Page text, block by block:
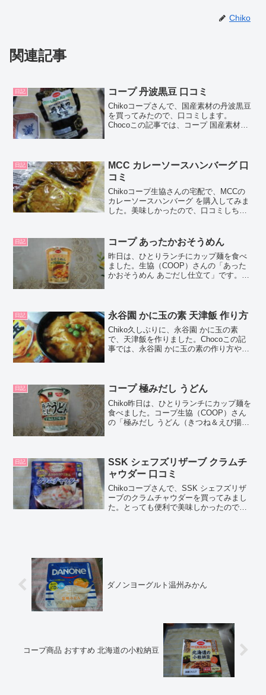
Chiko
関連記事
日記 コープ 丹波黒豆 口コミ
Chikoコープさんで、国産素材の丹波黒豆
を買ってみたので、口コミします。
Chocoこの記事では、コープ 国産素材の
楽天市場コープ...
日記
MCC カレーソースハンバーグ 口
コミ
Chikoコープ生協さんの宅配で、MCCの
カレーソースハンバーグ を購入してみま
した。美味しかったので、口コミしちゃ
カロリーなどの栄養成分について紹介す
るよ！...
日記 コープ あったかおそうめん
昨日は、ひとりランチにカップ麺を食べ
ました。生協（COOP）さんの「あった
かおそうめん あごだし仕立て」です。こ
おそうめん あご...
日記 永谷園 かに玉の素 天津飯 作り方
Chiko久しぶりに、永谷園 かに玉の素
で、天津飯を作りました。Chocoこの記
事では、永谷園 かに玉の素の作り方や、
天津飯 作...
日記 コープ 極みだし うどん
Chiko昨日は、ひとりランチにカップ麺を
食べました。コープ生協（COOP）さん
の「極みだし うどん（きつね＆えび揚げ
の情報を...
日記
SSK シェフズリザーブ クラムチ
ャウダー 口コミ
Chikoコープさんで、SSK シェフズリザ
ーブのクラムチャウダーを買ってみまし
た。とっても便利で美味しかったので、
ダノンヨーグルト温州みかん
コープ商品 おすすめ 北海道の小粒納豆